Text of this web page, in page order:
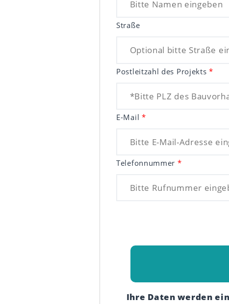
Straße
Postleitzahl des Projekts*
E-Mail *
Telefonnummer *
Ihre Daten werden